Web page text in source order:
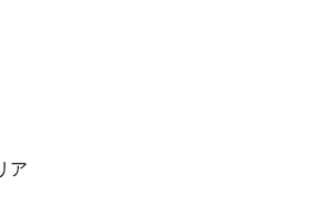
が、ニューサウスウェールズ州ベリー
歴のあるレストランで食事を楽しんだ